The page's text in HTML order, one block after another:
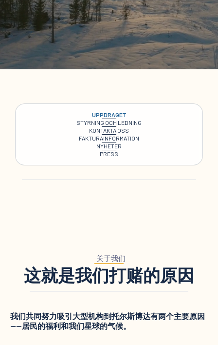
UPPDRAGET
STYRNING OCH LEDNING
KONTAKTA OSS
FAKTURAINFORMATION
NYHETER
PRESS
关于我们
这就是我们打赌的原因
我们共同努力吸引大型机构到托尔斯博达有两个主要原因
——居民的福利和我们星球的气候。